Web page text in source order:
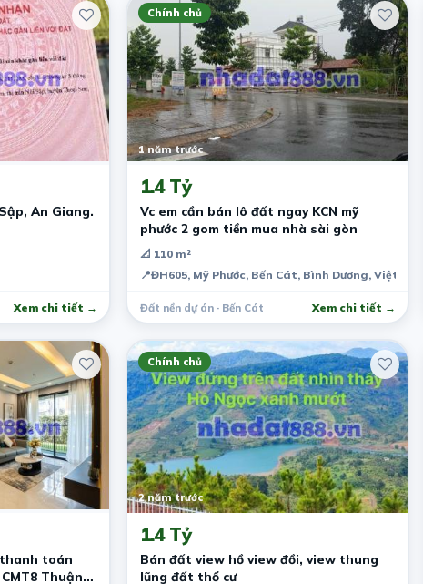
An Giang.
Xem chi tiết →
Chính chủ
1 năm trước
1.4 Tỷ
Vc em cần bán lô đất ngay KCN mỹ
phước 2 gom tiền mua nhà sài gòn
📐 110 m²
📍ĐH605, Mỹ Phước, Bến Cát, Bình Dương, Việt Nam
Đất nền dự án · Bến Cát Xem chi tiết →
toán
Thuận
Chính chủ
2 năm trước
1.4 Tỷ
Bán đất view hồ view đồi, view thung
lũng đất thổ cư